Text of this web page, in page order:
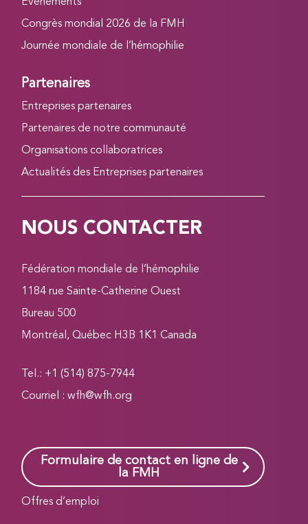
Congrès mondial 2026 de la FMH
Journée mondiale de l’hémophilie
Partenaires
Entreprises partenaires
Partenaires de notre communauté
Organisations collaboratrices
Actualités des Entreprises partenaires
NOUS CONTACTER
Fédération mondiale de l’hémophilie
1184 rue Sainte-Catherine Ouest
Bureau 500
Montréal, Québec H3B 1K1 Canada
Tel.: +1 (514) 875-7944
Courriel :wfh@wfh.org
Formulaire de contact en ligne de
la FMH
Offres d’emploi